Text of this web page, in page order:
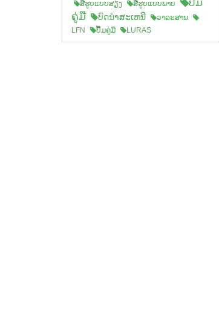
ສືຮູບແບບສຽງ
ສື່ຮູບແບບພາບ
ປື້ມ
ຄູ່ມື
ບົດນຳສະເຫນີ
ວາລະສານ
LFN
ປື້ມຄູ່ມື LURAS